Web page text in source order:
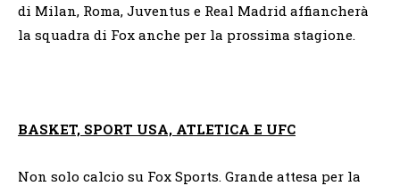
di Milan, Roma, Juventus e Real Madrid affiancherà
la squadra di Fox anche per la prossima stagione.
BASKET, SPORT USA, ATLETICA E UFC
Non solo calcio su Fox Sports. Grande attesa per la